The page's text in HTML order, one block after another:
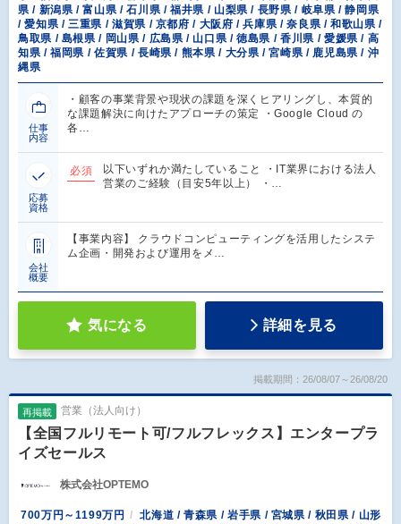
県 / 新潟県 / 富山県 / 石川県 / 福井県 / 山梨県 / 長野県 / 岐阜県 / 静岡県
/ 愛知県 / 三重県 / 滋賀県 / 京都府 / 大阪府 / 兵庫県 / 奈良県 / 和歌山県 /
鳥取県 / 島根県 / 岡山県 / 広島県 / 山口県 / 徳島県 / 香川県 / 愛媛県 / 高
知県 / 福岡県 / 佐賀県 / 長崎県 / 熊本県 / 大分県 / 宮崎県 / 鹿児島県 / 沖
縄県
仕事
内容
・顧客の事業背景や現状の課題を深くヒアリングし、本質的
な課題解決に向けたアプローチの策定 ・Google Cloud の
各…
応募
資格
必須
以下いずれか満たしていること ・IT業界における法人
営業のご経験（目安5年以上） ・…
会社
概要
【事業内容】 クラウドコンピューティングを活用したシステ
ム企画・開発および運用をメ…
気になる 詳細を見る
掲載期間：26/08/07～26/08/20
再掲載 営業（法人向け）
【全国フルリモート可/フルフレックス】エンタープラ
イズセールス
株式会社OPTEMO
700万円～1199万円
北海道 / 青森県 / 岩手県 / 宮城県 / 秋田県 / 山形